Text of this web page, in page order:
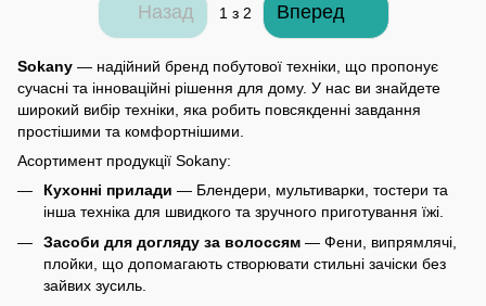
Назад 1 з 2 Вперед
Sokany — надійний бренд побутової техніки, що пропонує
сучасні та інноваційні рішення для дому. У нас ви знайдете
широкий вибір техніки, яка робить повсякденні завдання
простішими та комфортнішими.
Асортимент продукції Sokany:
Кухонні прилади — Блендери, мультиварки, тостери та
інша техніка для швидкого та зручного приготування їжі.
Засоби для догляду за волоссям — Фени, випрямлячі,
плойки, що допомагають створювати стильні зачіски без
зайвих зусиль.